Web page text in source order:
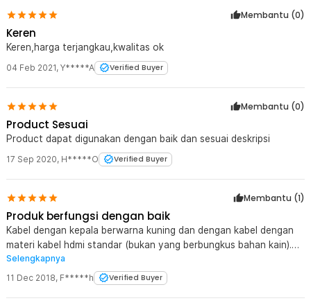
Membantu (0)
Keren
Keren,harga terjangkau,kwalitas ok
04 Feb 2021, Y*****A Verified Buyer
Membantu (0)
Product Sesuai
Product dapat digunakan dengan baik dan sesuai deskripsi
17 Sep 2020, H*****O Verified Buyer
Membantu (1)
Produk berfungsi dengan baik
Kabel dengan kepala berwarna kuning dan dengan kabel dengan
materi kabel hdmi standar (bukan yang berbungkus bahan kain).
Berfungsi baik dan semoga tahan hingga akhir hayat, amiin.
Selengkapnya
11 Dec 2018, F*****h Verified Buyer